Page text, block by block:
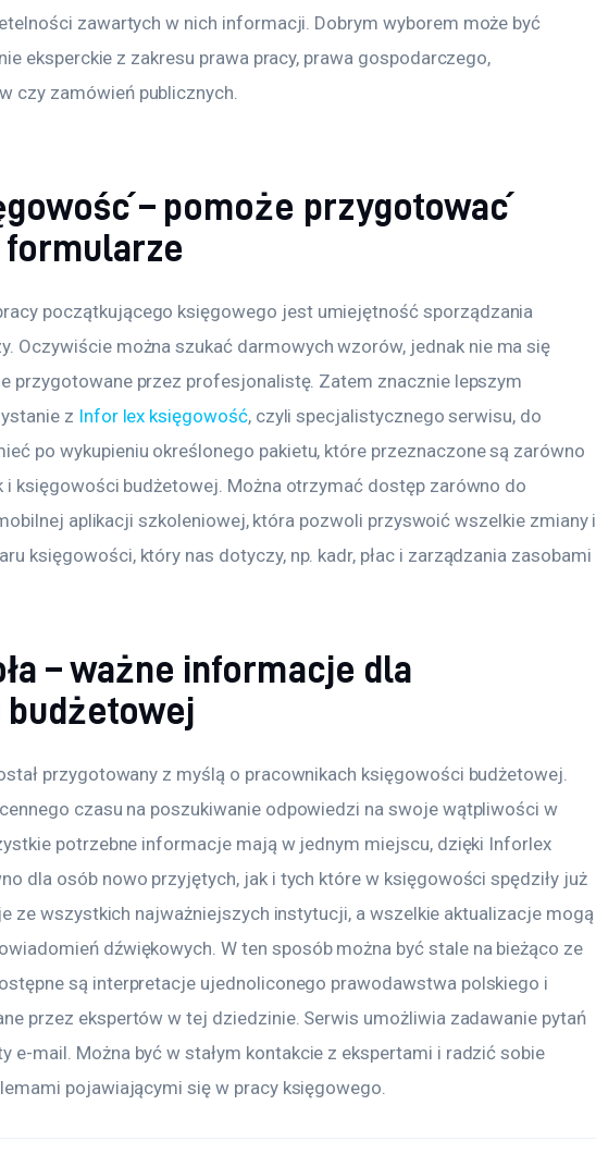
zawartych w nich informacji. Dobrym wyborem może być
eksperckie z zakresu prawa pracy, prawa gospodarczego,
czy zamówień publicznych.
– pomoże przygotować
początkującego księgowego jest umiejętność sporządzania
Oczywiście można szukać darmowych wzorów, jednak nie ma się
przygotowane przez profesjonalistę. Zatem znacznie lepszym
z Infor lex księgowość, czyli specjalistycznego serwisu, do
po wykupieniu określonego pakietu, które przeznaczone są zarówno
księgowości budżetowej. Można otrzymać dostęp zarówno do
aplikacji szkoleniowej, która pozwoli przyswoić wszelkie zmiany i
księgowości, który nas dotyczy, np. kadr, płac i zarządzania zasobami
– ważne informacje dla
przygotowany z myślą o pracownikach księgowości budżetowej.
czasu na poszukiwanie odpowiedzi na swoje wątpliwości w
potrzebne informacje mają w jednym miejscu, dzięki Inforlex
dla osób nowo przyjętych, jak i tych które w księgowości spędziły już
ze wszystkich najważniejszych instytucji, a wszelkie aktualizacje mogą
dźwiękowych. W ten sposób można być stale na bieżąco ze
są interpretacje ujednoliconego prawodawstwa polskiego i
przez ekspertów w tej dziedzinie. Serwis umożliwia zadawanie pytań
e-mail. Można być w stałym kontakcie z ekspertami i radzić sobie
pojawiającymi się w pracy księgowego.